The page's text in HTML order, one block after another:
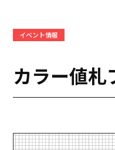
イベント情報
カラー値札